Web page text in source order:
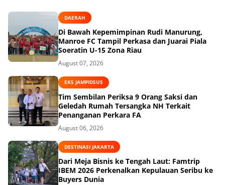
DAERAH
Di Bawah Kepemimpinan Rudi Manurung,
Manroe FC Tampil Perkasa dan Juarai Piala
Soeratin U-15 Zona Riau
August 07, 2026
EKS JAMPIDSUS
Tim Sembilan Periksa 9 Orang Saksi dan
Geledah Rumah Tersangka NH Terkait
Penanganan Perkara FA
August 06, 2026
DESTINASI JAKARTA
Dari Meja Bisnis ke Tengah Laut: Famtrip
IBEM 2026 Perkenalkan Kepulauan Seribu ke
Buyers Dunia